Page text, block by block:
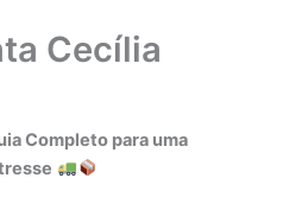
Cecília
Completo para uma